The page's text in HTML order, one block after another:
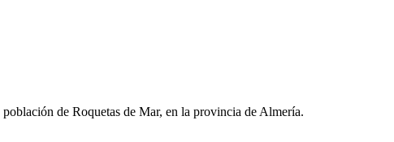
de Roquetas de Mar, en la provincia de Almería.